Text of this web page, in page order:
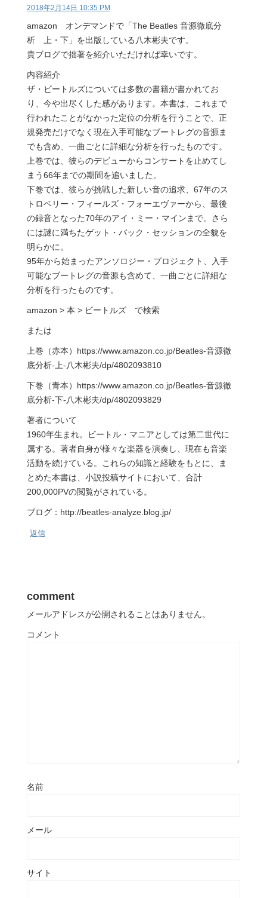
2018年2月14日 10:35 PM
amazon オンデマンドで「The Beatles 音源徹底分
析 上・下」を出版している八木彬夫です。
貴ブログで拙著を紹介いただければ幸いです。
内容紹介
ザ・ビートルズについては多数の書籍が書かれてお
り、今や出尽くした感があります。本書は、これまで
行われたことがなかった定位の分析を行うことで、正
規発売だけでなく現在入手可能なブートレグの音源ま
でも含め、一曲ごとに詳細な分析を行ったものです。
上巻では、彼らのデビューからコンサートを止めてし
まう66年までの期間を追いました。
下巻では、彼らが挑戦した新しい音の追求、67年のス
トロベリー・フィールズ・フォーエヴァーから、最後
の録音となった70年のアイ・ミー・マインまで。さら
には謎に満ちたゲット・バック・セッションの全貌を
明らかに。
95年から始まったアンソロジー・プロジェクト、入手
可能なブートレグの音源も含めて、一曲ごとに詳細な
分析を行ったものです。
amazon > 本 > ビートルズ で検索
または
上巻（赤本）https://www.amazon.co.jp/Beatles-音源徹
底分析-上-八木彬夫/dp/4802093810
下巻（青本）https://www.amazon.co.jp/Beatles-音源徹
底分析-下-八木彬夫/dp/4802093829
著者について
1960年生まれ。ビートル・マニアとしては第二世代に
属する。著者自身が様々な楽器を演奏し、現在も音楽
活動を続けている。これらの知識と経験をもとに、ま
とめた本書は、小説投稿サイトにおいて、合計
200,000PVの閲覧がされている。
ブログ：http://beatles-analyze.blog.jp/
返信
comment
メールアドレスが公開されることはありません。
コメント
名前
メール
サイト